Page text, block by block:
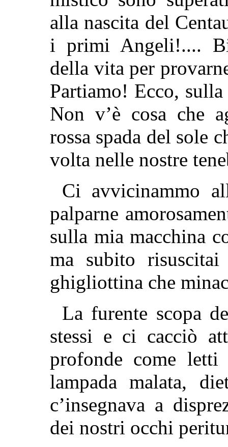
alla nascita del
i primi Angeli!....
della vita per
Partiamo! Ecco,
Non v’è cosa che
rossa spada del sole
volta nelle nostre
Ci avvicinammo
palparne
sulla mia macchina
ma subito
ghigliottina che
La furente scopa
stessi e ci cacciò
profonde come
lampada malata,
c’insegnava a
dei nostri occhi